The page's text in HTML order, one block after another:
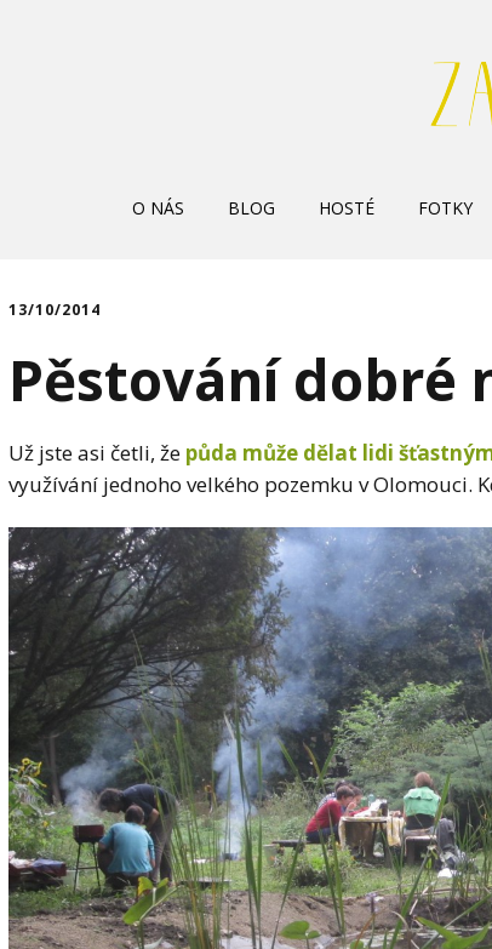
O NÁS BLOG HOSTÉ FOTKY
13/10/2014
Pěstování dobré
Už jste asi četli, že půda může dělat lidi
využívání jednoho velkého pozemku v Olomouci.